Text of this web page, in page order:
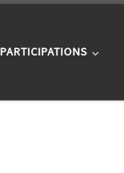
PARTICIPATIONS